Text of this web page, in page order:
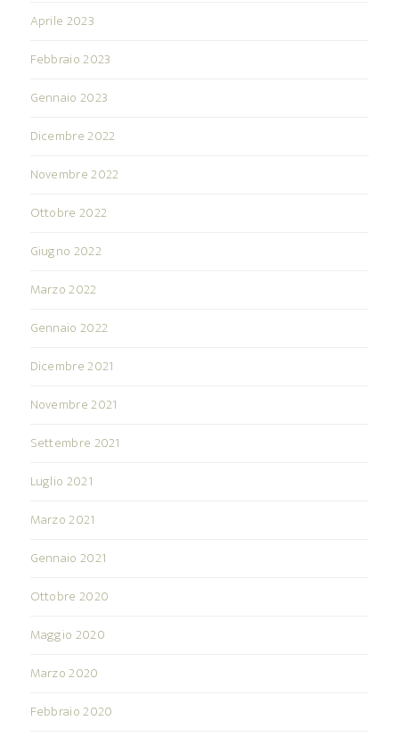
Aprile 2023
Febbraio 2023
Gennaio 2023
Dicembre 2022
Novembre 2022
Ottobre 2022
Giugno 2022
Marzo 2022
Gennaio 2022
Dicembre 2021
Novembre 2021
Settembre 2021
Luglio 2021
Marzo 2021
Gennaio 2021
Ottobre 2020
Maggio 2020
Marzo 2020
Febbraio 2020